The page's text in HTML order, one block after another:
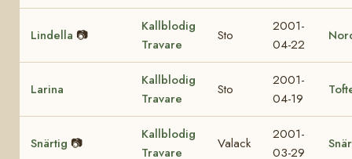
Lindella 📷
Kallblodig
Travare
Sto
2001-
04-22
Larina
Kallblodig
Travare
Sto
2001-
04-19
Snärtig 📷
Kallblodig
Travare
Valack
2001-
03-29